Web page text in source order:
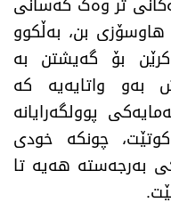
بن، بەڵکوو
بۆ گەیشتن بە
بەو واتایەیە کە
پوولگەرایانە
چونکە خودی
بەرجەستە هەیە تا
.